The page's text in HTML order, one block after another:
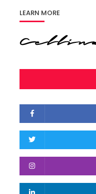
LEARN MORE